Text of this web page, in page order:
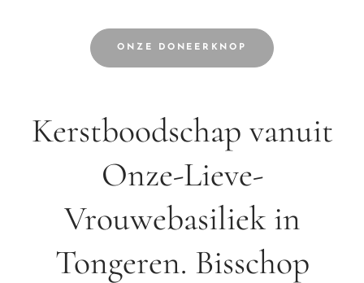
ONZE DONEERKNOP
Kerstboodschap vanuit
Onze-Lieve-
Vrouwebasiliek in
Tongeren. Bisschop